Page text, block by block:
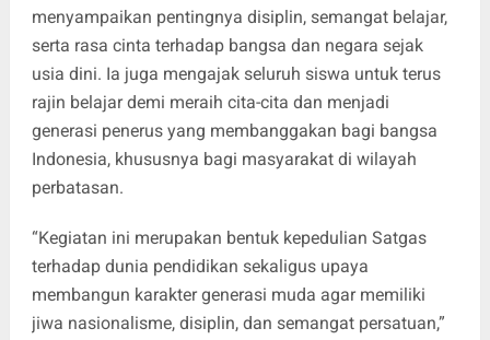
menyampaikan pentingnya disiplin, semangat belajar,
serta rasa cinta terhadap bangsa dan negara sejak
usia dini. Ia juga mengajak seluruh siswa untuk terus
rajin belajar demi meraih cita-cita dan menjadi
generasi penerus yang membanggakan bagi bangsa
Indonesia, khususnya bagi masyarakat di wilayah
perbatasan.
“Kegiatan ini merupakan bentuk kepedulian Satgas
terhadap dunia pendidikan sekaligus upaya
membangun karakter generasi muda agar memiliki
jiwa nasionalisme, disiplin, dan semangat persatuan,”